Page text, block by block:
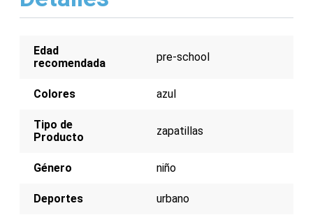
Diseño moderno y deportivo
Edad
recomendada
pre-school
Colores azul
Tipo de
Producto
zapatillas
Género niño
Deportes urbano